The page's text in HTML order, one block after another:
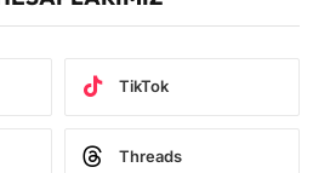
TikTok
Threads